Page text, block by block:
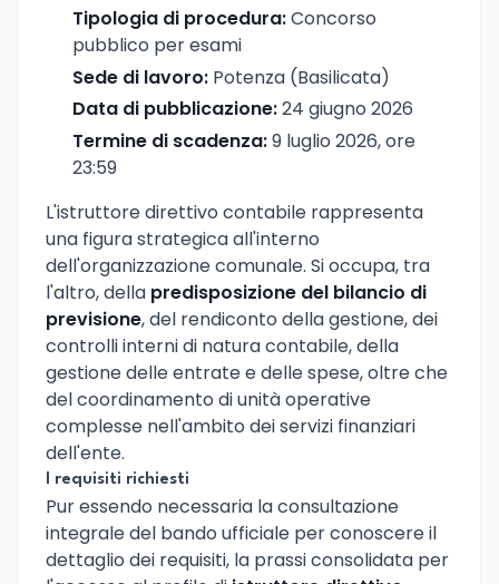
Tipologia di procedura:Concorso
pubblico per esami
Sede di lavoro: Potenza (Basilicata)
Data di pubblicazione:24 giugno 2026
Termine di scadenza:9 luglio 2026, ore
23:59
L'istruttore direttivo contabile rappresenta
una figura strategica all'interno
dell'organizzazione comunale. Si occupa, tra
l'altro, della predisposizione del bilancio di
previsione, del rendiconto della gestione, dei
controlli interni di natura contabile, della
gestione delle entrate e delle spese, oltre che
del coordinamento di unità operative
complesse nell'ambito dei servizi finanziari
dell'ente.
I requisiti richiesti
Pur essendo necessaria la consultazione
integrale del bando ufficiale per conoscere il
dettaglio dei requisiti, la prassi consolidata per